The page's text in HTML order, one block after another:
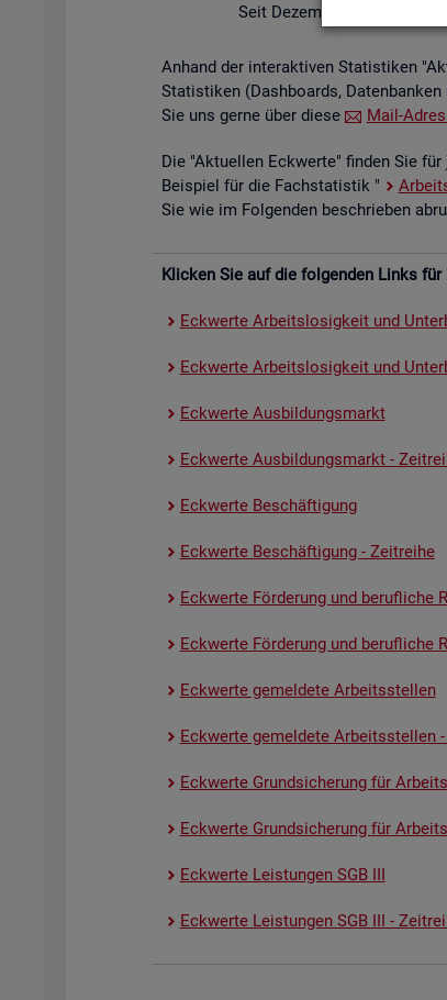
Seit De­zem­ber 2025 bie­tet
An­hand der in­ter­ak­ti­ven Sta­tis­ti­ken
Sta­tis­ti­ken (Da­sh­boards,
Sie uns gerne über diese
Mail-
Die "Ak­tu­el­len Eck­wer­te" fin­den Sie
Bei­spiel für die Fach­sta­tis­tik "
Sie wie im Fol­gen­den be­schrie­ben
Kli­cken Sie auf die fol­gen­den Links
Eck­wer­te Ar­beits­lo­sig­keit und
Eck­wer­te Ar­beits­lo­sig­keit und
Eck­wer­te Aus­bil­dungs­markt
Eck­wer­te Aus­bil­dungs­markt -
Eck­wer­te Be­schäf­ti­gung
Eck­wer­te Be­schäf­ti­gung - Zeit­rei­he
Eck­wer­te För­de­rung und be­ruf­li­che
Eck­wer­te För­de­rung und be­ruf­li­che
Eck­wer­te ge­mel­de­te Ar­beits­stel­len
Eck­wer­te ge­mel­de­te Ar­beits­stel­len
Eck­wer­te Grund­si­che­rung für
Eck­wer­te Grund­si­che­rung für
Eck­wer­te Leis­tun­gen SGB III
Eck­wer­te Leis­tun­gen SGB III -